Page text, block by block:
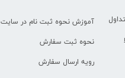
آموزش نحوه ثبت نام در سایت
نحوه ثبت سفارش
رویه ارسال سفارش